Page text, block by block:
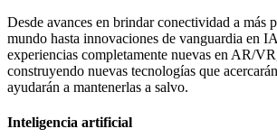
Desde avances en brindar conectividad a más
mundo hasta innovaciones de vanguardia en
experiencias completamente nuevas en AR/
construyendo nuevas tecnologías que
ayudarán a mantenerlas a salvo.
Inteligencia artificial